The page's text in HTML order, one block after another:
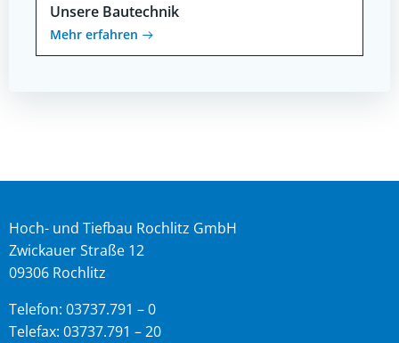
Unsere Bautechnik
Mehr erfahren
Hoch- und Tiefbau Rochlitz GmbH
Zwickauer Straße 12
09306 Rochlitz
Telefon: 03737.791 – 0
Telefax: 03737.791 – 20